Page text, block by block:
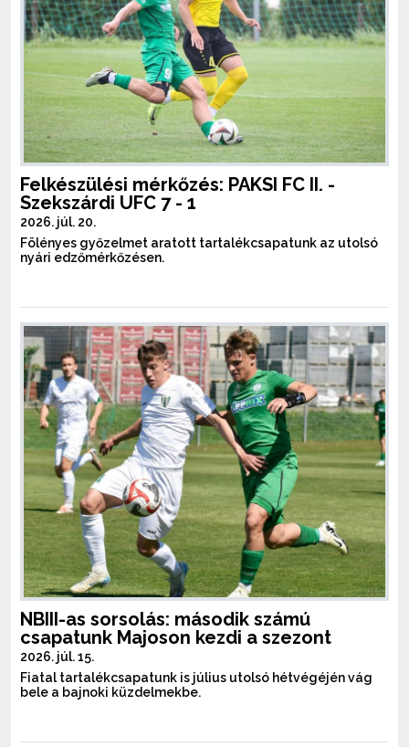
Felkészülési mérkőzés: PAKSI FC II. -
Szekszárdi UFC 7 - 1
2026. júl. 20.
Fölényes győzelmet aratott tartalékcsapatunk az utolsó
nyári edzőmérkőzésen.
NBIII-as sorsolás: második számú
csapatunk Majoson kezdi a szezont
2026. júl. 15.
Fiatal tartalékcsapatunk is július utolsó hétvégéjén vág
bele a bajnoki küzdelmekbe.